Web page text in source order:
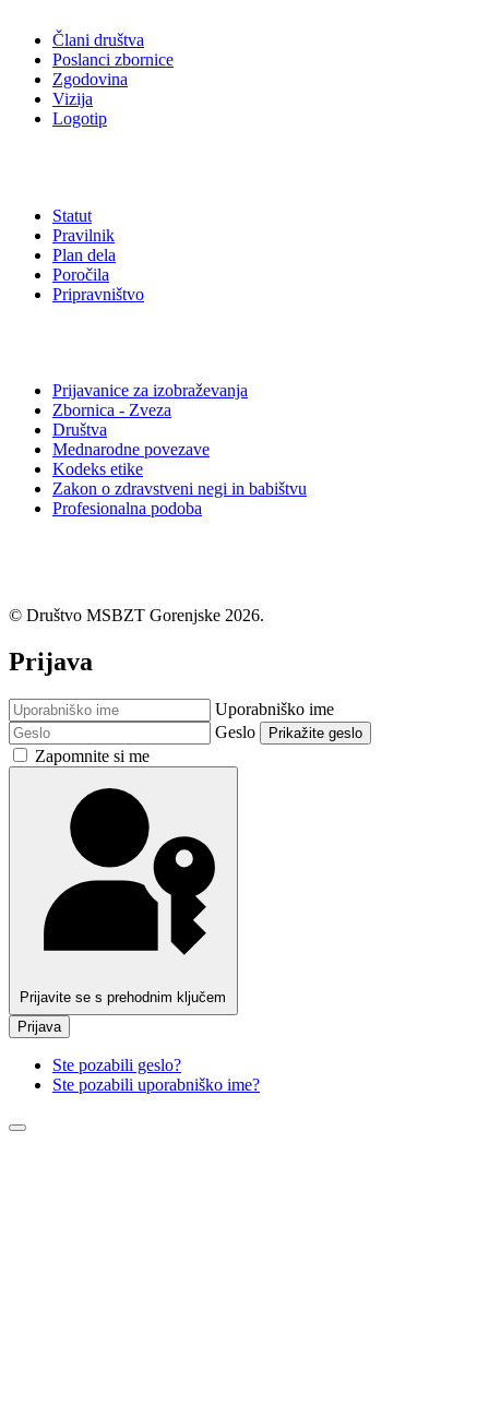
Člani društva
Poslanci zbornice
Zgodovina
Vizija
Logotip
Statut
Pravilnik
Plan dela
Poročila
Pripravništvo
Prijavanice za izobraževanja
Zbornica - Zveza
Društva
Mednarodne povezave
Kodeks etike
Zakon o zdravstveni negi in babištvu
Profesionalna podoba
© Društvo MSBZT Gorenjske 2026.
Prijava
Uporabniško ime
Geslo
Prikažite geslo
Zapomnite si me
Prijavite se s prehodnim ključem
Prijava
Ste pozabili geslo?
Ste pozabili uporabniško ime?